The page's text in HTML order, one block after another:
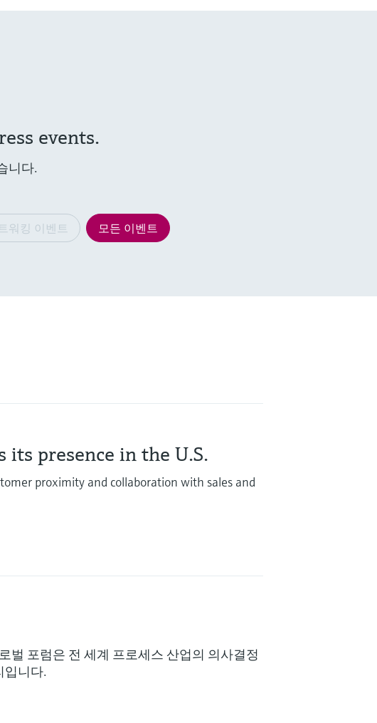
events.
니다.
워킹 이벤트 모든 이벤트
its presence in the U.S.
proximity and collaboration with sales and
벌 포럼은 전 세계 프로세스 산업의 의사결정
입니다.